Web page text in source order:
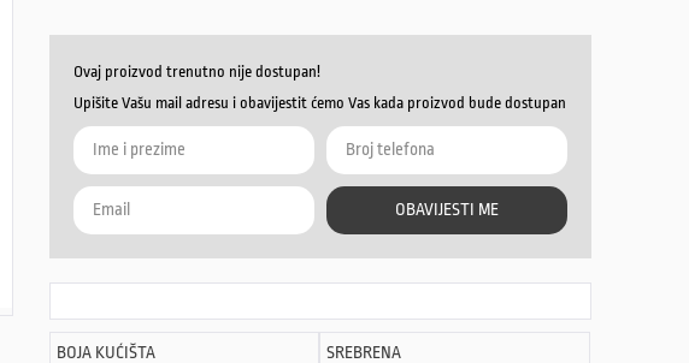
Ovaj proizvod trenutno nije dostupan!
Upišite Vašu mail adresu i obavijestit ćemo Vas kada proizvod bude dostupan
OBAVIJESTI ME
BOJA KUĆIŠTA SREBRENA